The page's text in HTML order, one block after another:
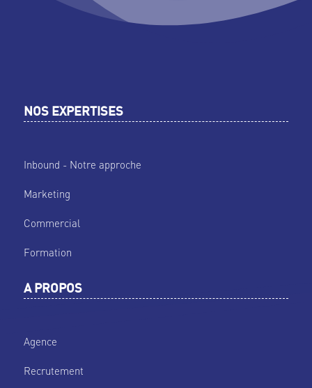
NOS EXPERTISES
Inbound - Notre approche
Marketing
Commercial
Formation
A PROPOS
Agence
Recrutement